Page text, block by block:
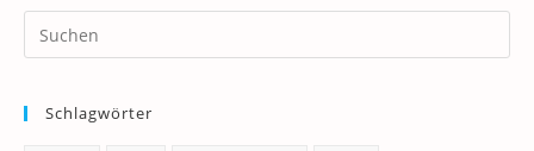
Schlagwörter